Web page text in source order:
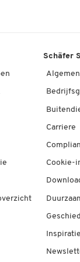
Schäfer
Carriere
Cookie-